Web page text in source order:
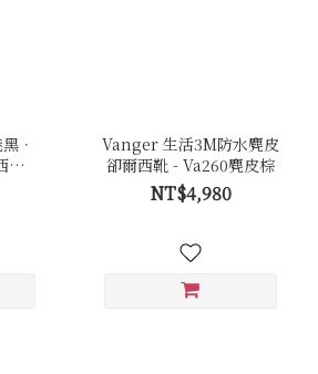
．
-
Vanger 生活3M防水麂皮
卻爾西靴 - Va260麂皮棕
NT$4,980